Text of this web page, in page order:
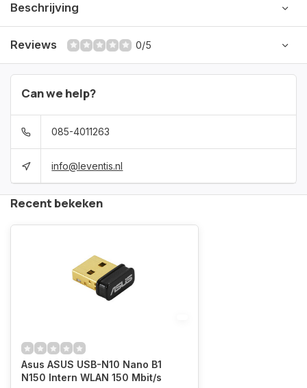
Beschrijving
Reviews 0/5
Can we help?
085-4011263
info@leventis.nl
Recent bekeken
Asus ASUS USB-N10 Nano B1
N150 Intern WLAN 150 Mbit/s